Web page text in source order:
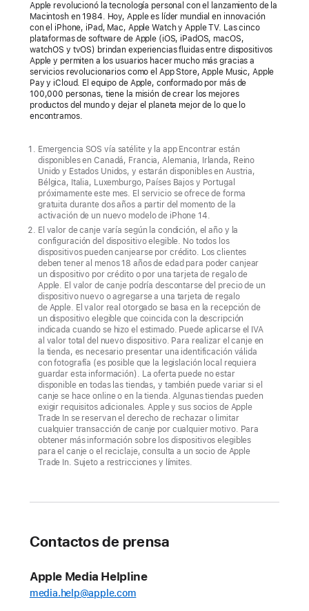
presenta
el
servicio
de
compras
con
un
por
videollamada
Los
clientes
en
Estados
Unidos
podrán
conectarse
con
el
equipo
de
Especialistas
de
Apple
a
través
de
videollamada
comprar
línea
de
Apple revolucionó la tecnología personal con el lanzamiento de la
Macintosh en 1984. Hoy, Apple es líder mundial en innovación
con el iPhone, iPad, Mac, Apple Watch y Apple TV. Las cinco
plataformas de software de Apple (iOS, iPadOS, macOS,
watchOS y tvOS) brindan experiencias fluidas entre dispositivos
Apple y permiten a los usuarios hacer mucho más gracias a
servicios revolucionarios como el App Store, Apple Music, Apple
Pay y iCloud. El equipo de Apple, conformado por más de
100,000 personas, tiene la misión de crear los mejores
productos del mundo y dejar el planeta mejor de lo que lo
encontramos.
Emergencia SOS vía satélite y la app Encontrar están
disponibles en Canadá, Francia, Alemania, Irlanda, Reino
Unido y Estados Unidos, y estarán disponibles en Austria,
Bélgica, Italia, Luxemburgo, Países Bajos y Portugal
próximamente este mes. El servicio se ofrece de forma
gratuita durante dos años a partir del momento de la
activación de un nuevo modelo de iPhone 14.
El valor de canje varía según la condición, el año y la
configuración del dispositivo elegible. No todos los
dispositivos pueden canjearse por crédito. Los clientes
deben tener al menos 18 años de edad para poder canjear
un dispositivo por crédito o por una tarjeta de regalo de
Apple. El valor de canje podría descontarse del precio de un
dispositivo nuevo o agregarse a una tarjeta de regalo
de Apple. El valor real otorgado se basa en la recepción de
un dispositivo elegible que coincida con la descripción
indicada cuando se hizo el estimado. Puede aplicarse el IVA
al valor total del nuevo dispositivo. Para realizar el canje en
la tienda, es necesario presentar una identificación válida
con fotografía (es posible que la legislación local requiera
guardar esta información). La oferta puede no estar
disponible en todas las tiendas, y también puede variar si el
canje se hace online o en la tienda. Algunas tiendas pueden
exigir requisitos adicionales. Apple y sus socios de Apple
Trade In se reservan el derecho de rechazar o limitar
cualquier transacción de canje por cualquier motivo. Para
obtener más información sobre los dispositivos elegibles
para el canje o el reciclaje, consulta a un socio de Apple
Trade In. Sujeto a restricciones y límites.
Contactos de prensa
Apple Media Helpline
media.help@apple.com